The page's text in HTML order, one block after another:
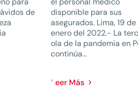
de
disponible para sus
asegurados. Lima, 19 de
enero del 2022.- La
ola de la pandemia en
continúa...
Leer Más